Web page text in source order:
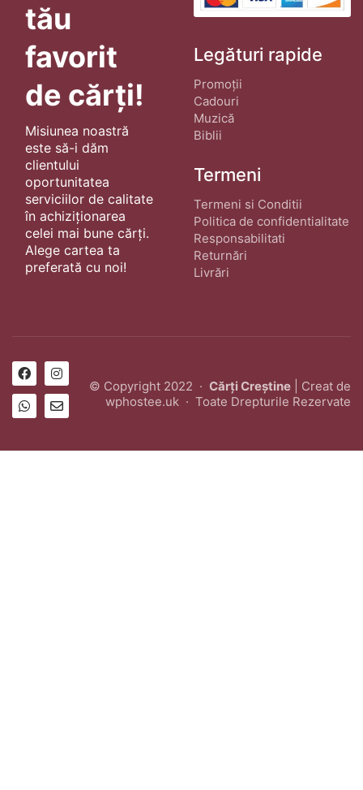
tău
favorit
de cărți!
Misiunea noastră
este să-i dăm
clientului
oportunitatea
serviciilor de calitate
în achiziționarea
celei mai bune cărți.
Alege cartea ta
preferată cu noi!
Legături rapide
Promoții
Cadouri
Muzică
Biblii
Termeni
Termeni si Conditii
Politica de confidentialitate
Responsabilitati
Returnări
Livrări
© Copyright 2022 · Cărți Creștine | Creat de
wphostee.uk · Toate Drepturile Rezervate